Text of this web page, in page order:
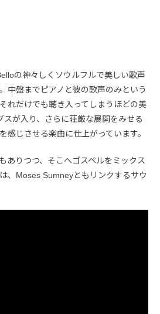
の神々しくソウルフルで美しい歌声
中盤までピアノと彼の歌声のみという
れだけでも聴き入ってしまうほどの美
が入り、さらに荘厳な展開をみせる
感じさせる楽曲に仕上がっています。
ありつつ、そこへゴスペルをミックス
、Moses Sumneyともリンクするサウ